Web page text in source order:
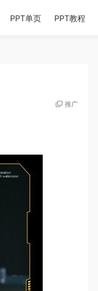
PPT单页 PPT教程
推广